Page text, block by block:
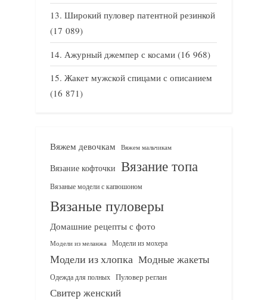
Широкий пуловер патентной резинкой
(17 089)
Ажурный джемпер с косами (16 968)
Жакет мужской спицами с описанием
(16 871)
Вяжем девочкам Вяжем мальчикам
Вязание кофточки Вязание топа
Вязаные модели с капюшоном
Вязаные пуловеры
Домашние рецепты с фото
Модели из меланжа Модели из мохера
Модели из хлопка Модные жакеты
Одежда для полных Пуловер реглан
Свитер женский